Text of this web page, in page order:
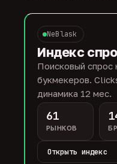
NeBlask
Индекс
Поисковый спрос
букмекеров.
динамика 12 мес.
61
РЫНКОВ
Открыть индекс